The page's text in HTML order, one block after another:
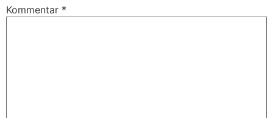
Kommentar *